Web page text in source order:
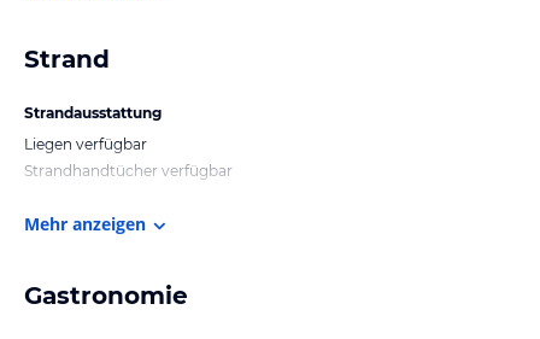
Strand
Strandausstattung
Liegen verfügbar
Strandhandtücher verfügbar
Mehr anzeigen
Gastronomie